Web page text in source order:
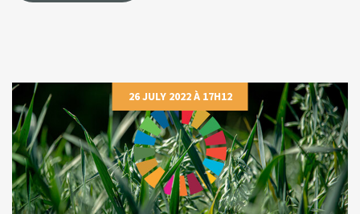
26 JULY 2022 À 17H12